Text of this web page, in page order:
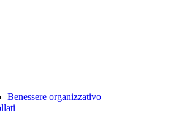
Benessere organizzativo